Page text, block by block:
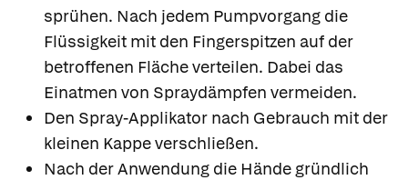
sprühen. Nach jedem Pumpvorgang die
Flüssigkeit mit den Fingerspitzen auf der
betroffenen Fläche verteilen. Dabei das
Einatmen von Spraydämpfen vermeiden.
Den Spray-Applikator nach Gebrauch mit der
kleinen Kappe verschließen.
Nach der Anwendung die Hände gründlich